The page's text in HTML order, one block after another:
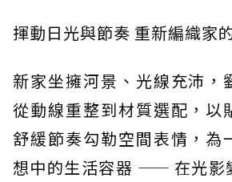
揮動日光與節奏 重新編織家
新家坐擁河景、光線充沛，
從動線重整到材質選配，以
舒緩節奏勾勒空間表情，為
想中的生活容器 —— 在光影